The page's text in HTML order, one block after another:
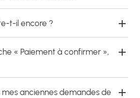
t-il encore ?
« Paiement à confirmer »,
anciennes demandes de